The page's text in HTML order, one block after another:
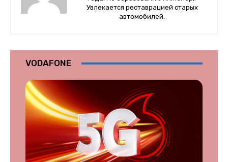
Увлекается реставрацией старых
автомобилей.
VODAFONE